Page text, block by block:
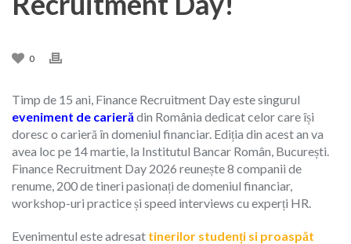
0
Timp de 15 ani, Finance Recruitment Day este singurul
eveniment de carieră din România dedicat celor care își
doresc o carieră în domeniul financiar. Ediția din acest an va
avea loc pe 14 martie, la Institutul Bancar Român, București.
Finance Recruitment Day 2026 reunește 8 companii de
renume, 200 de tineri pasionați de domeniul financiar,
workshop-uri practice și speed interviews cu experți HR.
Evenimentul este adresat tinerilor studenți si proaspăt